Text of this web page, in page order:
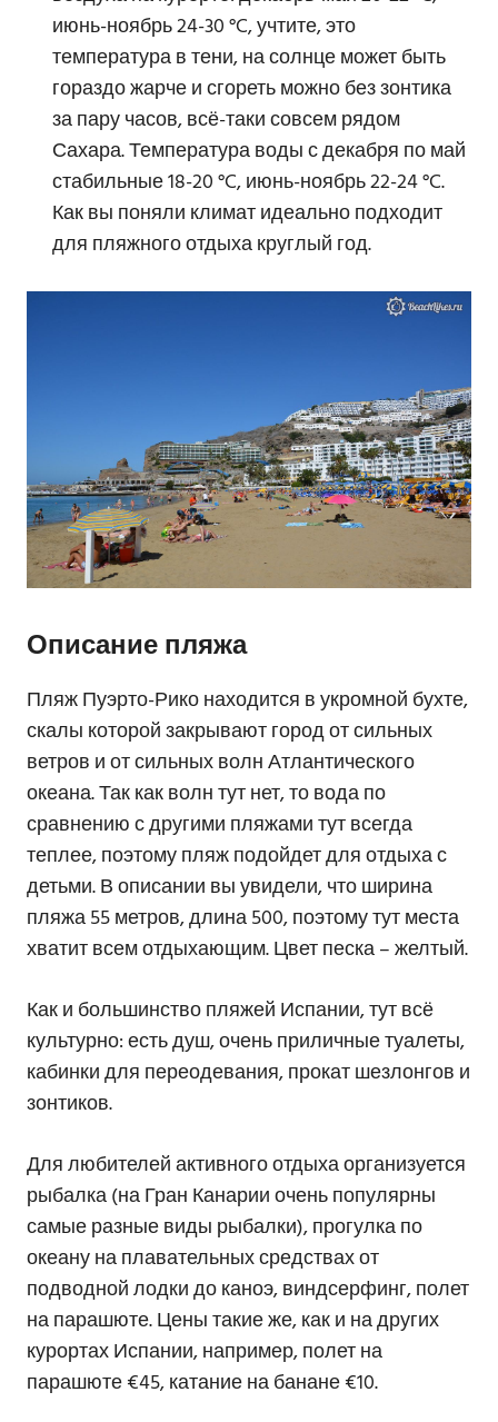
июнь-ноябрь 24-30 °C, учтите, это
температура в тени, на солнце может быть
гораздо жарче и сгореть можно без зонтика
за пару часов, всё-таки совсем рядом
Сахара. Температура воды с декабря по май
стабильные 18-20 °C, июнь-ноябрь 22-24 °C.
Как вы поняли климат идеально подходит
для пляжного отдыха круглый год.
Описание пляжа
Пляж Пуэрто-Рико находится в укромной бухте,
скалы которой закрывают город от сильных
ветров и от сильных волн Атлантического
океана. Так как волн тут нет, то вода по
сравнению с другими пляжами тут всегда
теплее, поэтому пляж подойдет для отдыха с
детьми. В описании вы увидели, что ширина
пляжа 55 метров, длина 500, поэтому тут места
хватит всем отдыхающим. Цвет песка – желтый.
Как и большинство пляжей Испании, тут всё
культурно: есть душ, очень приличные туалеты,
кабинки для переодевания, прокат шезлонгов и
зонтиков.
Для любителей активного отдыха организуется
рыбалка (на Гран Канарии очень популярны
самые разные виды рыбалки), прогулка по
океану на плавательных средствах от
подводной лодки до каноэ, виндсерфинг, полет
на парашюте. Цены такие же, как и на других
курортах Испании, например, полет на
парашюте €45, катание на банане €10.